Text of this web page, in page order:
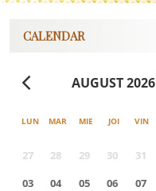
CALENDAR
AUGUST 2026
LUN MAR MIE JOI VIN
27 28 29 30 31
03
04 05 06 07